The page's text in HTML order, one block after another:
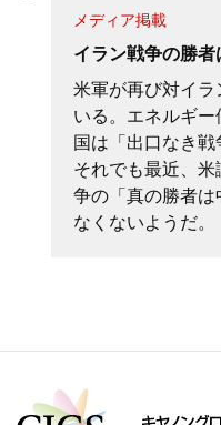
メディア掲載
イラン戦争の勝者
米軍が再び対イ
いる。エネルギ
国は「出口なき戦
それでも最近、
争の「真の勝者
なくないようだ